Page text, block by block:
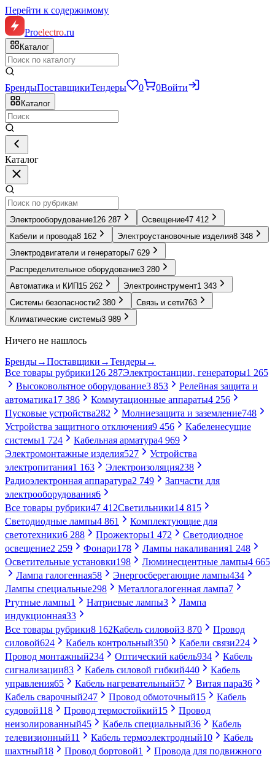
Перейти к содержимому
Proelectro.ru
Каталог
БрендыПоставщикиТендеры 0 0Войти
Каталог
Каталог
Электрооборудование126 287 Освещение47 412
Кабели и провода8 162 Электроустановочные изделия8 348
Электродвигатели и генераторы7 629
Распределительное оборудование3 280
Автоматика и КИП 15 262 Электроинструмент1 343
Системы безопасности2 380 Связь и сети763
Климатические системы3 989
Ничего не нашлось
Бренды→Поставщики →Тендеры→
Все товары рубрики126 287Электростанции, генераторы1 265
Высоковольтное оборудование3 853
Релейная защита и
автоматика17 386 Коммутационные аппараты4 256
Пусковые устройства282 Молниезащита и заземление748
Устройства защитного отключения9 456
Кабеленесущие
системы1 724 Кабельная арматура4 969
Электромонтажные изделия527
Устройства
электропитания1 163 Электроизоляция238
Радиоэлектронная аппаратура2 749
Запчасти для
электрооборудования6
Все товары рубрики47 412Светильники14 815
Светодиодные лампы4 861
Комплектующие для
светотехники6 288 Прожекторы1 472
Светодиодное
освещение2 259 Фонари178 Лампы накаливания1 248
Осветительные установки198 Люминесцентные лампы4 665
Лампа галогенная58 Энергосберегающие лампы434
Лампы специальные298 Металлогалогенная лампа7
Ртутные лампы1 Натриевые лампы3
Лампа
индукционная33
Все товары рубрики8 162Кабель силовой3 870
Провод
силовой624 Кабель контрольный350 Кабели связи224
Провод монтажный234 Оптический кабель934
Кабель
сигнализации83 Кабель силовой гибкий440
Кабель
управления65 Кабель нагревательный57 Витая пара36
Кабель сварочный247 Провод обмоточный15
Кабель
судовой118 Провод термостойкий15
Провод
неизолированный45 Кабель специальный36
Кабель
телевизионный11 Кабель термоэлектродный10
Кабель
шахтный18 Провод бортовой1
Провода для подвижного